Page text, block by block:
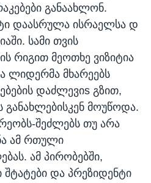
განაახლონ.
დაასრულა ისრაელსა დ
სამი თვის
რიგით მეოთხე ვიზიტია
ლიდერმა მხარეებს
დაძლევიs გზით,
განახლებისკენ მოუწოდა.
შეძლებს თუ არა
ამ რთული
ამ პირობებში,
შტატები და პრეზიდენტი